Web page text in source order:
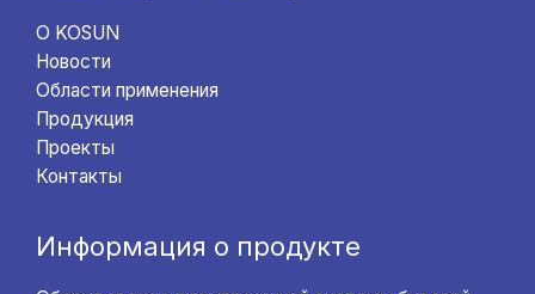
О KOSUN
Новости
Области применения
Продукция
Проекты
Контакты
Информация о продукте